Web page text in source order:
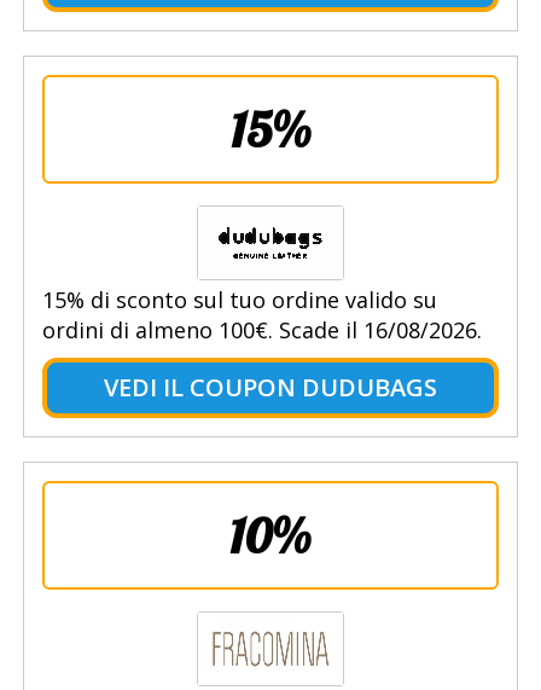
15%
15% di sconto sul tuo ordine valido su
ordini di almeno 100€. Scade il 16/08/2026.
VEDI IL COUPON DUDUBAGS
10%